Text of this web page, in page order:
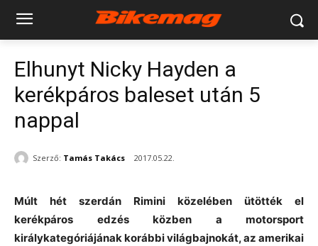
Elhunyt Nicky Hayden a
kerékpáros baleset után 5
nappal
Szerző: Tamás Takács 2017.05.22.
Múlt hét szerdán Rimini közelében ütötték el
kerékpáros edzés közben a motorsport
királykategóriájának korábbi világbajnokát, az amerikai